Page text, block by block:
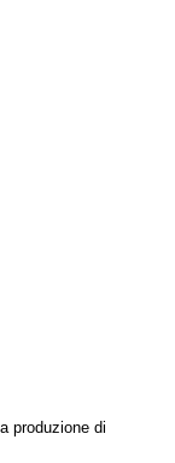
produzione di